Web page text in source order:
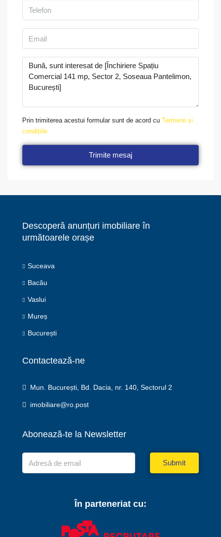
Prin trimiterea acestui formular sunt de acord cu Termenii și
condițiile
Trimite mesaj
Descoperă anunțuri imobiliare în
următoarele orașe
Suceava
Bacău
Vaslui
Mureș
București
Contactează-ne
Mun. București, Bd. Dacia, nr. 140, Sectorul 2
imobiliare@ro.post
Abonează-te la Newsletter
Submit
În parteneriat cu: